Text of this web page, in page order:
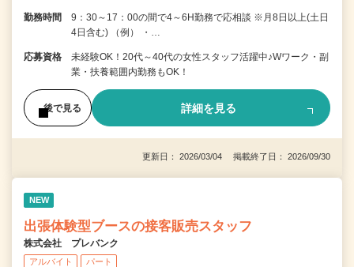
勤務時間
9：30～17：00の間で4～6H勤務で応相談 ※月8日以上(土日
4日含む) （例） ・…
応募資格
未経験OK！20代～40代の女性スタッフ活躍中♪Wワーク・副
業・扶養範囲内勤務もOK！
後で見る 詳細を見る
更新日： 2026/03/04 掲載終了日： 2026/09/30
NEW
出張体験型ブースの接客販売スタッフ
株式会社 プレバンク
アルバイト パート